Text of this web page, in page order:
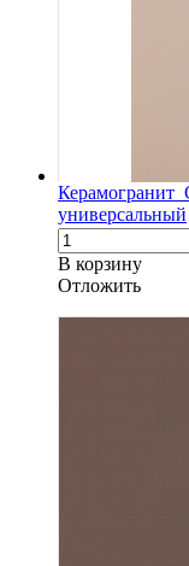
Керамогранит
универсальный
В корзину
Oтложить